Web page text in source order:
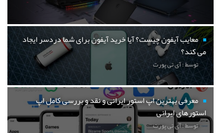
معایب آیفون چیست؟ آیا خرید آیفون برای شما دردسر ایجاد
می کند؟
توسط : آی تی پورت
معرفی بهترین اپ استور ایرانی و نقد و بررسی کامل اپ
استورهای ایرانی
توسط : آی تی پورت